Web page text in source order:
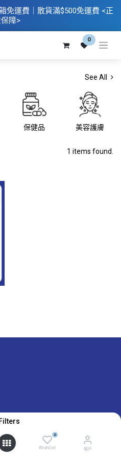
Filters
0
Wishlist 帳戶
免運費｜散​貨滿$500免運費 <正
障>
0
See All
保健品 美容護膚
1 items found.